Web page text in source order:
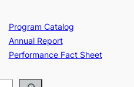
Program Catalog
Annual Report
Performance Fact Sheet